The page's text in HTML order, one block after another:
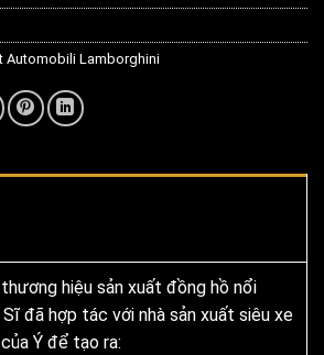
Automobili Lamborghini
hiệu sản xuất đồng hồ nổi
đã hợp tác với nhà sản xuất siêu xe
Ý để tạo ra: